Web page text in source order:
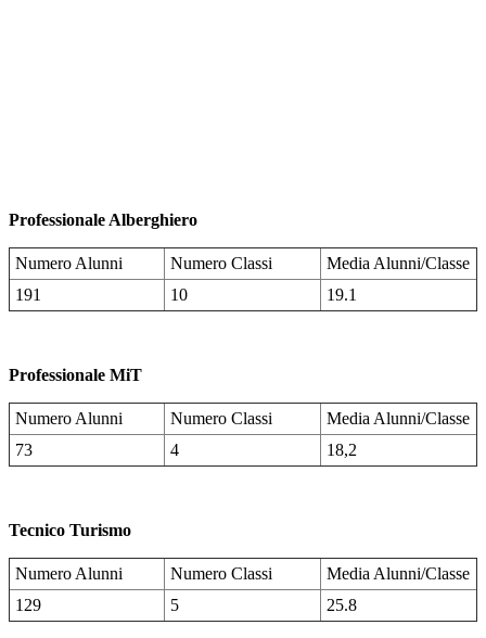
Professionale Alberghiero
Numero Alunni Numero Classi
Media Alunni/Classe
191
10 19.1
Professionale MiT
Numero Alunni Numero Classi
Media Alunni/Classe
73
4 18,2
Tecnico Turismo
Numero Alunni Numero Classi
Media Alunni/Classe
129
5 25.8